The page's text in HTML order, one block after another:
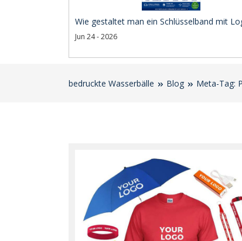
Wie gestaltet man ein Schlüsselband mit
Jun 24 - 2026
bedruckte Wasserbälle Blog Meta-Tag: